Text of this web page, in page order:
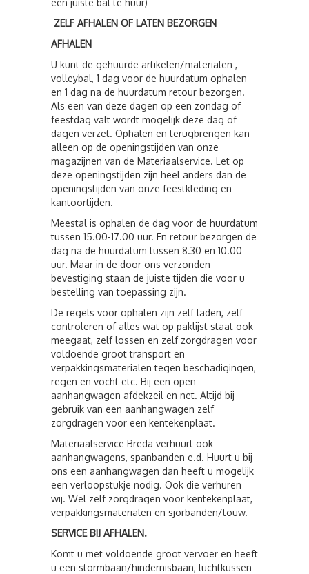
een juiste bal te huur)
ZELF AFHALEN OF LATEN BEZORGEN
AFHALEN
U kunt de gehuurde artikelen/materialen ,
volleybal, 1 dag voor de huurdatum ophalen
en 1 dag na de huurdatum retour bezorgen.
Als een van deze dagen op een zondag of
feestdag valt wordt mogelijk deze dag of
dagen verzet. Ophalen en terugbrengen kan
alleen op de openingstijden van onze
magazijnen van de Materiaalservice. Let op
deze openingstijden zijn heel anders dan de
openingstijden van onze feestkleding en
kantoortijden.
Meestal is ophalen de dag voor de huurdatum
tussen 15.00-17.00 uur. En retour bezorgen de
dag na de huurdatum tussen 8.30 en 10.00
uur. Maar in de door ons verzonden
bevestiging staan de juiste tijden die voor u
bestelling van toepassing zijn.
De regels voor ophalen zijn zelf laden, zelf
controleren of alles wat op paklijst staat ook
meegaat, zelf lossen en zelf zorgdragen voor
voldoende groot transport en
verpakkingsmaterialen tegen beschadigingen,
regen en vocht etc. Bij een open
aanhangwagen afdekzeil en net. Altijd bij
gebruik van een aanhangwagen zelf
zorgdragen voor een kentekenplaat.
Materiaalservice Breda verhuurt ook
aanhangwagens, spanbanden e.d. Huurt u bij
ons een aanhangwagen dan heeft u mogelijk
een verloopstukje nodig. Ook die verhuren
wij. Wel zelf zorgdragen voor kentekenplaat,
verpakkingsmaterialen en sjorbanden/touw.
SERVICE BIJ AFHALEN.
Komt u met voldoende groot vervoer en heeft
u een stormbaan/hindernisbaan, luchtkussen